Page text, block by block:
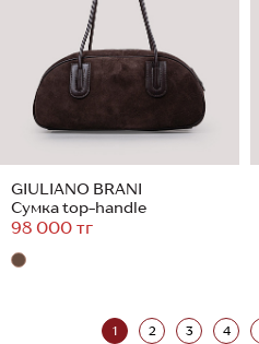
GIULIANO BRANI
Сумка top-handle
98 000 тг
1 2 3 4